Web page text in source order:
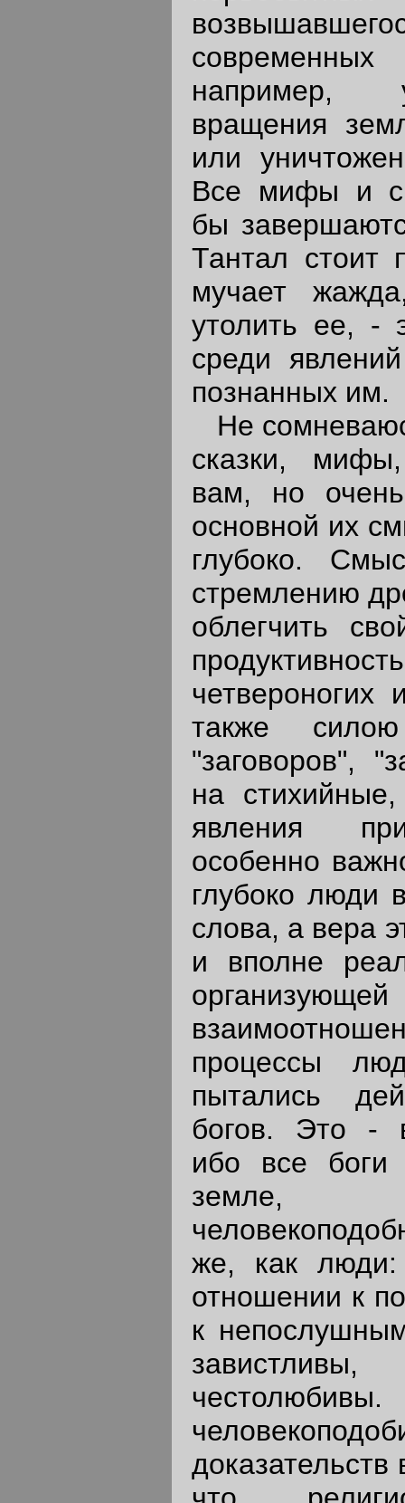
например,
вращения
или
Все мифы и
бы
Тантал стоит
мучает
утолить ее, -
среди
познанных им.
Не
сказки,
вам, но
основной их
глубоко.
стремлению
облегчить
четвероногих
также
"заговоров",
на
явления
особенно
глубоко люди
слова, а вера
и вполне
процессы
пытались
богов. Это -
ибо все боги
земле,
же, как люди:
отношении к
к
доказательств